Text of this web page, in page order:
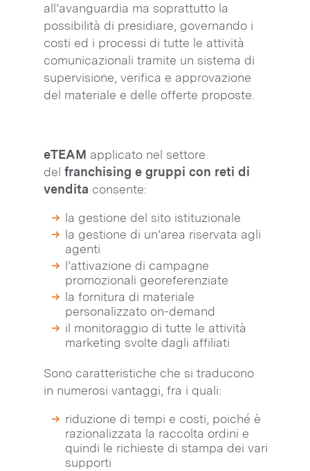
all’avanguardia ma soprattutto la
possibilità di presidiare, governando i
costi ed i processi di tutte le attività
comunicazionali tramite un sistema di
supervisione, verifica e approvazione
del materiale e delle offerte proposte.
eTEAM applicato nel settore
del franchising e gruppi con reti di
vendita consente:
la gestione del sito istituzionale
la gestione di un’area riservata agli
agenti
l’attivazione di campagne
promozionali georeferenziate
la fornitura di materiale
personalizzato on-demand
il monitoraggio di tutte le attività
marketing svolte dagli affiliati
Sono caratteristiche che si traducono
in numerosi vantaggi, fra i quali:
riduzione di tempi e costi, poiché è
razionalizzata la raccolta ordini e
quindi le richieste di stampa dei vari
supporti